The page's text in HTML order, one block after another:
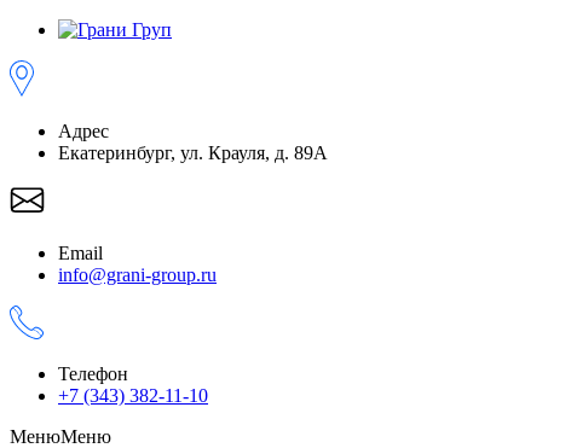
Адрес
Екатеринбург, ул. Крауля, д. 89А
Email
info@grani-group.ru
Телефон
+7 (343) 382-11-10
МенюМеню